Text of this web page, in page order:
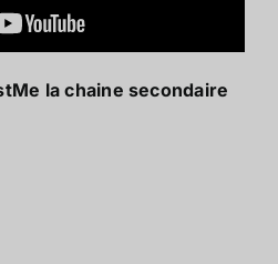
la chaine secondaire